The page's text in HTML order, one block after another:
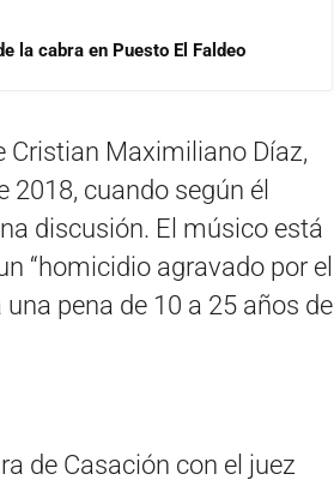
la cabra en Puesto El Faldeo
Cristian Maximiliano Díaz,
2018, cuando según él
discusión. El músico está
“homicidio agravado por el
pena de 10 a 25 años de
de Casación con el juez